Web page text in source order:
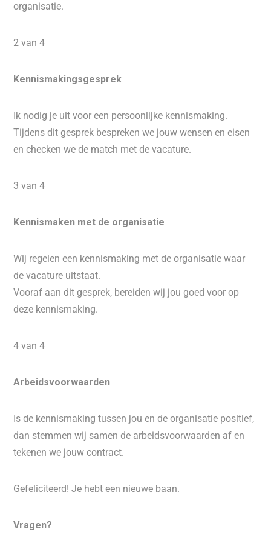
organisatie.
2 van 4
Kennismakingsgesprek
Ik nodig je uit voor een persoonlijke kennismaking.
Tijdens dit gesprek bespreken we jouw wensen en eisen
en checken we de match met de vacature.
3 van 4
Kennismaken met de organisatie
Wij regelen een kennismaking met de organisatie waar
de vacature uitstaat.
Vooraf aan dit gesprek, bereiden wij jou goed voor op
deze kennismaking.
4 van 4
Arbeidsvoorwaarden
Is de kennismaking tussen jou en de organisatie positief,
dan stemmen wij samen de arbeidsvoorwaarden af en
tekenen we jouw contract.
Gefeliciteerd! Je hebt een nieuwe baan.
Vragen?